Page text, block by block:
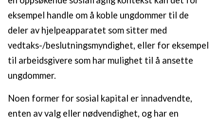
eksempel handle om å koble ungdommer til de
deler av hjelpeapparatet som sitter med
vedtaks-/beslutningsmyndighet, eller for eksempel
til arbeidsgivere som har mulighet til å ansette
ungdommer.
Noen former for sosial kapital er innadvendte,
enten av valg eller nødvendighet, og har en